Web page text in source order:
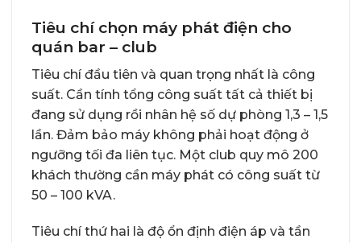
Tiêu chí chọn máy phát điện cho
quán bar – club
Tiêu chí đầu tiên và quan trọng nhất là công
suất. Cần tính tổng công suất tất cả thiết bị
đang sử dụng rồi nhân hệ số dự phòng 1,3 – 1,5
lần. Đảm bảo máy không phải hoạt động ở
ngưỡng tối đa liên tục. Một club quy mô 200
khách thường cần máy phát có công suất từ
50 – 100 kVA.
Tiêu chí thứ hai là độ ổn định điện áp và tần